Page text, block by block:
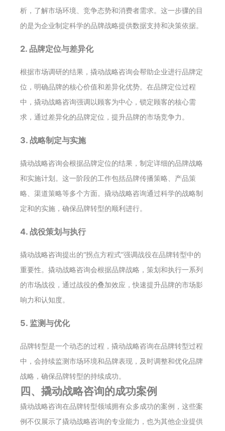
析，了解市场环境、竞争态势和消费者需求。这一步骤的目
的是为企业制定科学的品牌战略提供数据支持和决策依据。
2. 品牌定位与差异化
根据市场调研的结果，撬动战略咨询会帮助企业进行品牌定
位，明确品牌的核心价值和差异化优势。在品牌定位过程
中，撬动战略咨询强调以顾客为中心，锁定顾客的核心需
求，通过差异化的品牌定位，提升品牌的市场竞争力。
3. 战略制定与实施
撬动战略咨询会根据品牌定位的结果，制定详细的品牌战略
和实施计划。这一阶段的工作包括品牌传播策略、产品策
略、渠道策略等多个方面。撬动战略咨询通过科学的战略制
定和的实施，确保品牌转型的顺利进行。
4. 战役策划与执行
撬动战略咨询提出的“拐点方程式”强调战役在品牌转型中的
重要性。撬动战略咨询会根据品牌战略，策划和执行一系列
的市场战役，通过战役的叠加效应，快速提升品牌的市场影
响力和认知度。
5. 监测与优化
品牌转型是一个动态的过程，撬动战略咨询在品牌转型过程
中，会持续监测市场环境和品牌表现，及时调整和优化品牌
战略，确保品牌转型的持续成功。
四、撬动战略咨询的成功案例
撬动战略咨询在品牌转型领域拥有众多成功的案例，这些案
例不仅展示了撬动战略咨询的专业能力，也为其他企业提供